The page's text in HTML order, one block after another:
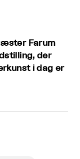
Farum
der
i dag er